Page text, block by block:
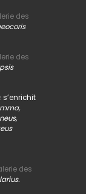
des
des
s’enrichit
des